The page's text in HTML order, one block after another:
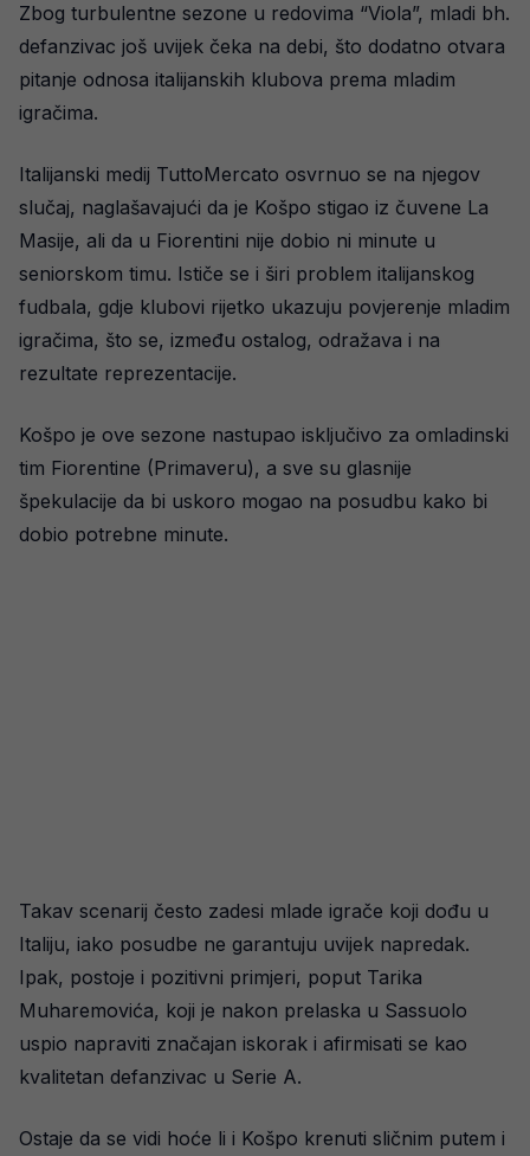
Zbog turbulentne sezone u redovima “Viola”, mladi bh.
defanzivac još uvijek čeka na debi, što dodatno otvara
pitanje odnosa italijanskih klubova prema mladim
igračima.
Italijanski medij TuttoMercato osvrnuo se na njegov
slučaj, naglašavajući da je Košpo stigao iz čuvene La
Masije, ali da u Fiorentini nije dobio ni minute u
seniorskom timu. Ističe se i širi problem italijanskog
fudbala, gdje klubovi rijetko ukazuju povjerenje mladim
igračima, što se, između ostalog, odražava i na
rezultate reprezentacije.
Košpo je ove sezone nastupao isključivo za omladinski
tim Fiorentine (Primaveru), a sve su glasnije
špekulacije da bi uskoro mogao na posudbu kako bi
dobio potrebne minute.
Takav scenarij često zadesi mlade igrače koji dođu u
Italiju, iako posudbe ne garantuju uvijek napredak.
Ipak, postoje i pozitivni primjeri, poput Tarika
Muharemovića, koji je nakon prelaska u Sassuolo
uspio napraviti značajan iskorak i afirmisati se kao
kvalitetan defanzivac u Serie A.
Ostaje da se vidi hoće li i Košpo krenuti sličnim putem i